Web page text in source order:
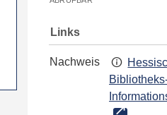
Links
Nachweis